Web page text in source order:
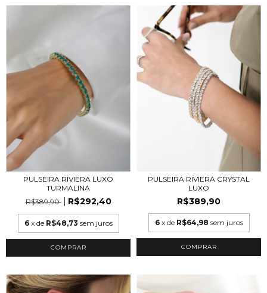
PULSEIRA RIVIERA LUXO
TURMALINA
R$389,90
R$292,40
6 x de R$48,73 sem juros
COMPRAR
PULSEIRA RIVIERA CRYSTAL
LUXO
R$389,90
6 x de R$64,98 sem juros
COMPRAR